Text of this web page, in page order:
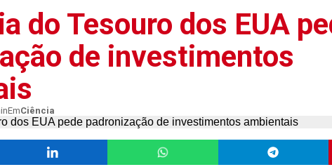
do Tesouro dos EUA
de investimentos
EmCiência